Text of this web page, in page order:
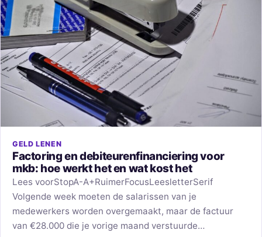
GELD LENEN
Factoring en debiteurenfinanciering voor
mkb: hoe werkt het en wat kost het
Lees voorStopA-A+RuimerFocusLeesletterSerif
Volgende week moeten de salarissen van je
medewerkers worden overgemaakt, maar de factuur
van €28.000 die je vorige maand verstuurde…